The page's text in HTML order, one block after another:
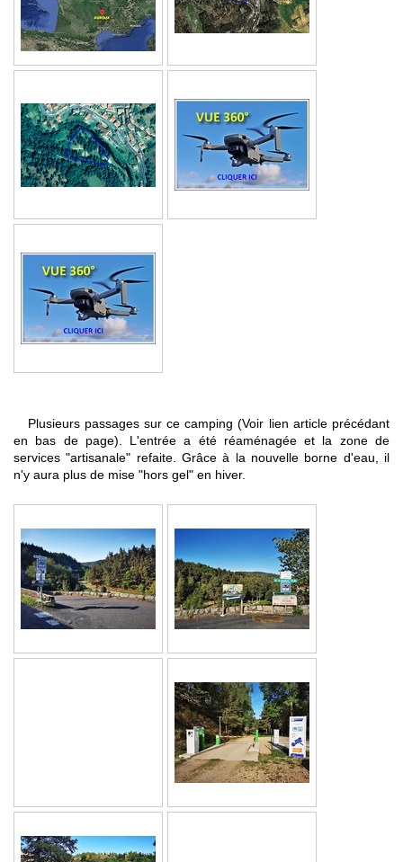
Plusieurs passages sur ce camping (Voir lien article précédant
en bas de page). L'entrée a été réaménagée et la zone de
services "artisanale" refaite. Grâce à la nouvelle borne d'eau, il
n'y aura plus de mise "hors gel" en hiver.